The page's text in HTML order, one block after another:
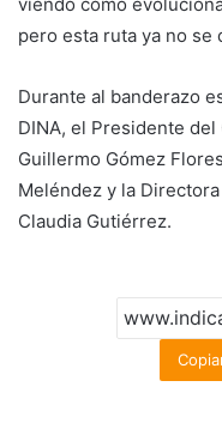
pero esta ruta ya no se
Durante al banderazo
DINA, el Presidente
Guillermo Gómez
Meléndez y la
Claudia Gutiérrez.